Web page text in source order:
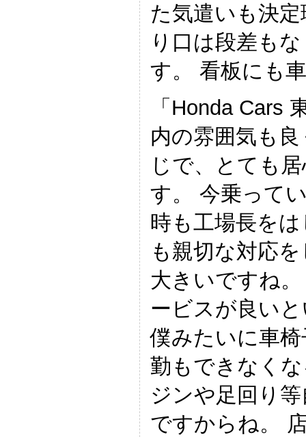
た気遣いも決
り口は段差も
す。 看板にも
「Honda Cars
内の雰囲気も
じで、とても
す。 今乗って
時も工場長を
も親切な対応
大きいですね
ービスが良い
僕みたいに車
勤もできなく
ジンや足回り
ですからね。